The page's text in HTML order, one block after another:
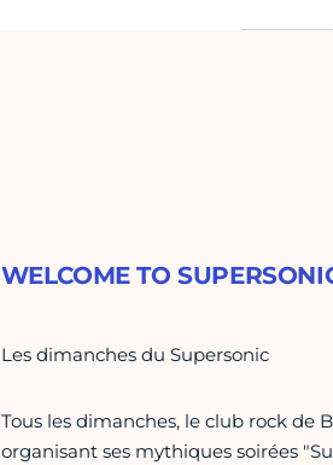
WELCOME TO
Les dimanches du Supersonic
Tous les dimanches, le club rock de
organisant ses mythiques soirées